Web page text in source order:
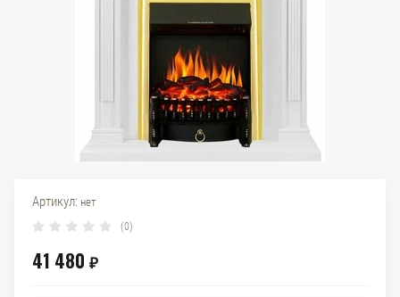
Артикул: нет
(0)
41 480 ₽